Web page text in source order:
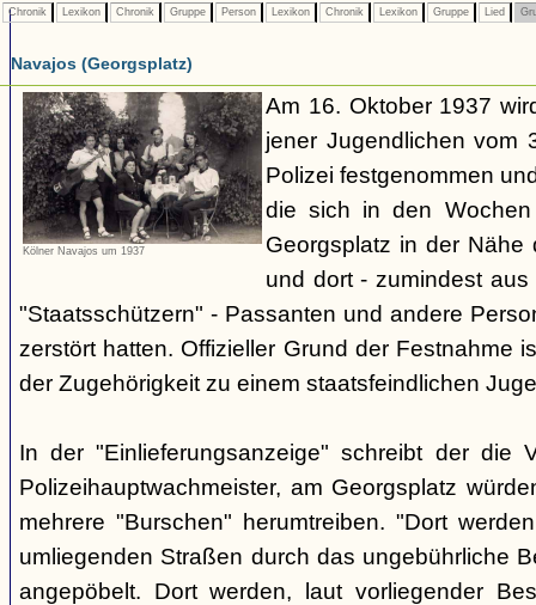
Chronik Lexikon Chronik Gruppe Person Lexikon Chronik Lexikon Gruppe Lied
Navajos (Georgsplatz)
Kölner Navajos um 1937
Am 16. Oktober 1937
jener Jugendlichen vom
Polizei festgenommen
die sich in den
Georgsplatz in der Nähe
und dort - zumindest
"Staatsschützern" - Passanten und andere
zerstört hatten. Offizieller Grund der Festnahme
der Zugehörigkeit zu einem staatsfeindlichen
In der "Einlieferungsanzeige" schreibt der die
Polizeihauptwachmeister, am Georgsplatz
mehrere "Burschen" herumtreiben. "Dort
umliegenden Straßen durch das ungebührliche
angepöbelt. Dort werden, laut vorliegender